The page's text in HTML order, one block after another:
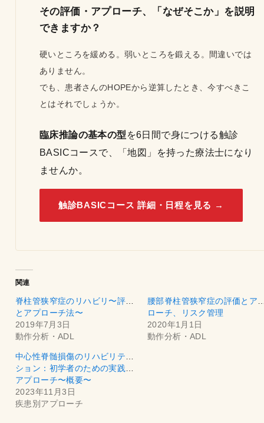
その評価・アプローチ、「なぜそこか」を説明
できますか？
硬いところを緩める。弱いところを鍛える。間違いでは
ありません。
でも、患者さんのHOPEから逆算したとき、今すべきこ
とはそれでしょうか。
臨床推論の基本の型 を6日間で身につける触診
BASICコースで、「地図」を持った療法士になり
ませんか。
触診BASICコース 詳細・日程を見る →
関連
脊柱管狭窄症のリハビリ〜評価
とアプローチ法〜
2019年7月3日
動作分析・ADL
腰部脊柱管狭窄症の評価とア
ローチ、リスク管理
2020年1月1日
動作分析・ADL
中心性脊髄損傷のリハビリテー
ション：初学者のための実践的
アプローチ〜概要〜
2023年11月3日
疾患別アプローチ